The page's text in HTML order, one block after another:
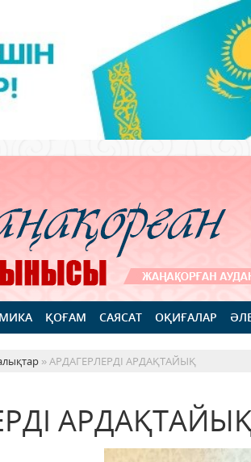
ҚОҒАМ САЯСАТ ОҚИҒАЛАР
» АРДАГЕРЛЕРДІ АРДАҚТАЙЫҚ